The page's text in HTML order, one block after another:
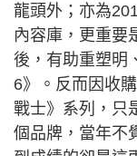
龍頭外；亦為
內容庫，更重要
後，有助重塑明
6》。反而因收
戰士》系列，只
個品牌，當年不